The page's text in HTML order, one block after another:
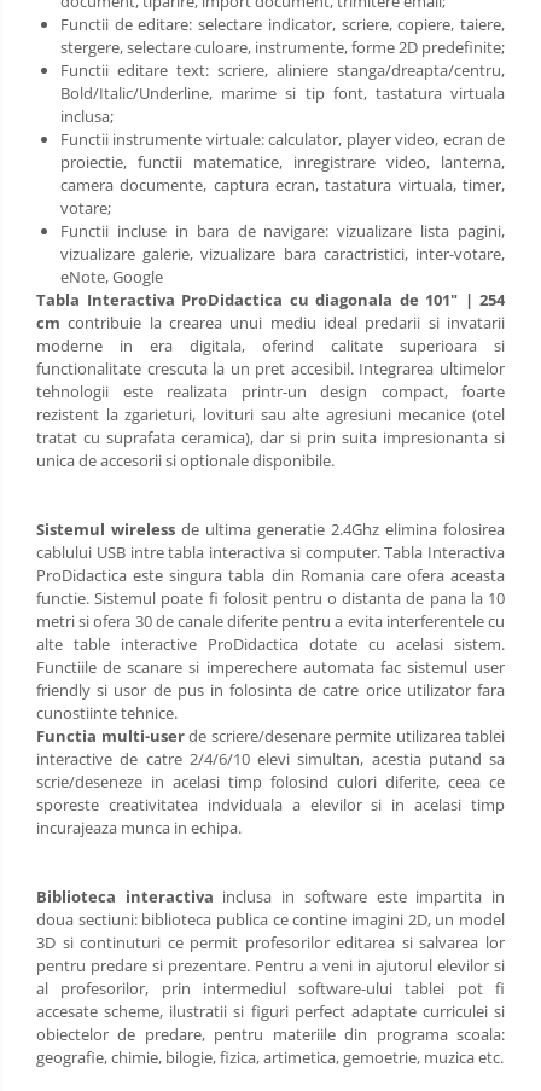
Functii de editare: selectare indicator, scriere, copiere, taiere,
stergere, selectare culoare, instrumente, forme 2D predefinite;
Functii editare text: scriere, aliniere stanga/dreapta/centru,
Bold/Italic/Underline, marime si tip font, tastatura virtuala
inclusa;
Functii instrumente virtuale: calculator, player video, ecran de
proiectie, functii matematice, inregistrare video, lanterna,
camera documente, captura ecran, tastatura virtuala, timer,
votare;
Functii incluse in bara de navigare: vizualizare lista pagini,
vizualizare galerie, vizualizare bara caractristici, inter-votare,
eNote, Google
Tabla Interactiva ProDidactica cu diagonala de 101" | 254
cm contribuie la crearea unui mediu ideal predarii si invatarii
moderne in era digitala, oferind calitate superioara si
functionalitate crescuta la un pret accesibil. Integrarea ultimelor
tehnologii este realizata printr-un design compact, foarte
rezistent la zgarieturi, lovituri sau alte agresiuni mecanice (otel
tratat cu suprafata ceramica), dar si prin suita impresionanta si
unica de accesorii si optionale disponibile.
Sistemul wireless de ultima generatie 2.4Ghz elimina folosirea
cablului USB intre tabla interactiva si computer. Tabla Interactiva
ProDidactica este singura tabla din Romania care ofera aceasta
functie. Sistemul poate fi folosit pentru o distanta de pana la 10
metri si ofera 30 de canale diferite pentru a evita interferentele cu
alte table interactive ProDidactica dotate cu acelasi sistem.
Functiile de scanare si imperechere automata fac sistemul user
friendly si usor de pus in folosinta de catre orice utilizator fara
cunostiinte tehnice.
Functia multi-userde scriere/desenare permite utilizarea tablei
interactive de catre 2/4/6/10 elevi simultan, acestia putand sa
scrie/deseneze in acelasi timp folosind culori diferite, ceea ce
sporeste creativitatea indviduala a elevilor si in acelasi timp
incurajeaza munca in echipa.
Biblioteca interactiva inclusa in software este impartita in
doua sectiuni: biblioteca publica ce contine imagini 2D, un model
3D si continuturi ce permit profesorilor editarea si salvarea lor
pentru predare si prezentare. Pentru a veni in ajutorul elevilor si
al profesorilor, prin intermediul software-ului tablei pot fi
accesate scheme, ilustratii si figuri perfect adaptate curriculei si
obiectelor de predare, pentru materiile din programa scoala:
geografie, chimie, bilogie, fizica, artimetica, gemoetrie, muzica etc.